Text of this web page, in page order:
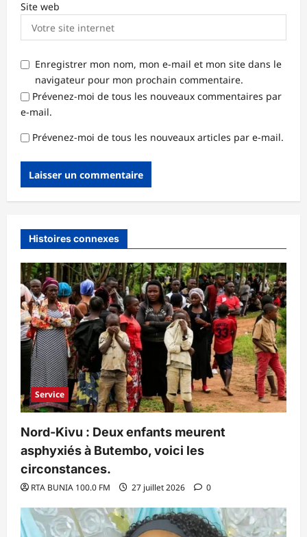
Site web
Enregistrer mon nom, mon e-mail et mon site dans le
navigateur pour mon prochain commentaire.
Prévenez-moi de tous les nouveaux commentaires par
e-mail.
Prévenez-moi de tous les nouveaux articles par e-mail.
Histoires connexes
Service
Nord-Kivu : Deux enfants meurent
asphyxiés à Butembo, voici les
circonstances.
RTA BUNIA 100.0 FM 27 juillet 2026 0